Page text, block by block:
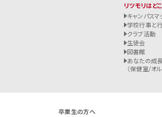
リツモリはど
キャンパスマ
学校行事と
クラブ活動
生徒会
図書館
あなたの成
（保健室/オ
卒業生の方へ